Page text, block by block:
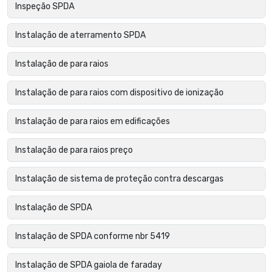
Inspeção SPDA
Instalação de aterramento SPDA
Instalação de para raios
Instalação de para raios com dispositivo de ionização
Instalação de para raios em edificações
Instalação de para raios preço
Instalação de sistema de proteção contra descargas
Instalação de SPDA
Instalação de SPDA conforme nbr 5419
Instalação de SPDA gaiola de faraday